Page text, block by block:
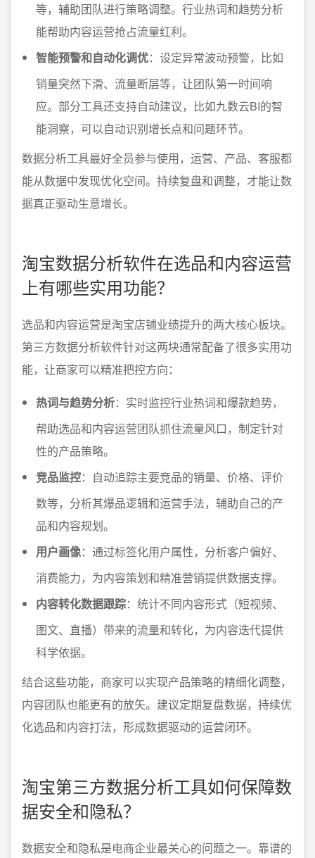
等，辅助团队进行策略调整。行业热词和趋势分析
能帮助内容运营抢占流量红利。
智能预警和自动化调优：设定异常波动预警，比如
销量突然下滑、流量断层等，让团队第一时间响
应。部分工具还支持自动建议，比如九数云BI的智
能洞察，可以自动识别增长点和问题环节。
数据分析工具最好全员参与使用，运营、产品、客服都
能从数据中发现优化空间。持续复盘和调整，才能让数
据真正驱动生意增长。
淘宝数据分析软件在选品和内容运营
上有哪些实用功能？
选品和内容运营是淘宝店铺业绩提升的两大核心板块。
第三方数据分析软件针对这两块通常配备了很多实用功
能，让商家可以精准把控方向：
热词与趋势分析：实时监控行业热词和爆款趋势，
帮助选品和内容运营团队抓住流量风口，制定针对
性的产品策略。
竞品监控：自动追踪主要竞品的销量、价格、评价
数等，分析其爆品逻辑和运营手法，辅助自己的产
品和内容规划。
用户画像：通过标签化用户属性，分析客户偏好、
消费能力，为内容策划和精准营销提供数据支撑。
内容转化数据跟踪：统计不同内容形式（短视频、
图文、直播）带来的流量和转化，为内容迭代提供
科学依据。
结合这些功能，商家可以实现产品策略的精细化调整，
内容团队也能更有的放矢。建议定期复盘数据，持续优
化选品和内容打法，形成数据驱动的运营闭环。
淘宝第三方数据分析工具如何保障数
据安全和隐私？
数据安全和隐私是电商企业最关心的问题之一。靠谱的